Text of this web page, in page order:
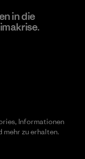
in die
Informationen
mehr zu erhalten.